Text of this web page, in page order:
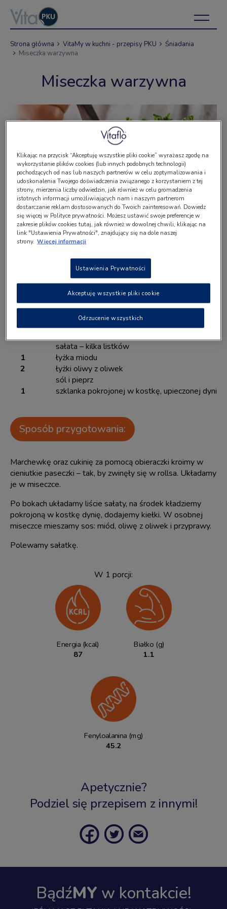
Strona główna VitaMy w kuchni - przepisy PKU
Śniadania
Miseczka warzywna
Miseczka warzywna
Lista składników:
marchewka
sałata – kilka listków
1
łyżka miodu
2
łyżki oliwy z oliwek
sól i pieprz
1
szklanka pokrojonej w kostkę, upieczonej dyni
Sposób przygotowania:
Marchewkę oraz cukinię za pomocą obieraczki kroimy w
cieniutkie paseczki – tak, by zwinęły się w rollsa. Układamy
je w miseczce.
Po bokach układamy liście sałaty, na środek kładziemy
pokrojoną w kostkę dynię, dodajemy kiełki. W osobnej
miseczce mieszamy sos: miód, oliwę z oliwek i przyprawy.
Polewamy sałatkę.
W 1 porcji:
Energia (kcal)
87
Białko (g)
1.1
Fenyloalanina (mg)
45.2
Apetycznie?
Podziel się przepisem z innymi!
BądźMY w kontakcie!
Klikając na przycisk “Akceptuję wszystkie pliki cookie” wyrażasz zgodę na
wykorzystanie plików cookies (lub innych podobnych technologii)
pochodzących od nas lub naszych partnerów w celu zoptymalizowania i
udoskonalenia Twojego doświadczenia związanego z korzystaniem z tej
strony, mierzenia liczby odwiedzin, jak również w celu gromadzenia
istotnych informacji umożliwiających nam i naszym partnerom
dostarczanie reklam dostosowanych do Twoich zainteresowań. Dowiedz
się więcej w Polityce prywatności. Możesz ustawić swoje preferencje w
zakresie plików cookies tutaj, jak również w dowolnej chwili, klikając na
link "Ustawienia Prywatności", znajdujący się na dole naszej
strony. Więcej informacji
Ustawienia Prywatności
Odrzucenie wszystkich
Akceptuję wszystkie pliki cookie